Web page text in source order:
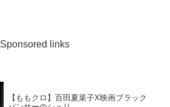
Sponsored links
【ももクロ】百田夏菜子X映画ブラック